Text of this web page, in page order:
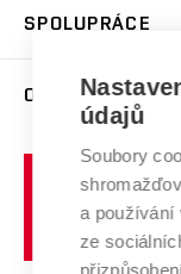
Brno
Celoživotní
E-přihláška
Harmonogram
Závěrečné práce
Doktorské studium
Zpracování
Sociální bezpečí
Studium bez bariér
Podpora podnikání
Mezinárodní
Systém zajišťování
Výzkumné
Transfer znalostí
Open Science
SPOLUPRÁCE
Firemní spolupráce
Zahraniční
Spolupráce se
Služby univerzity
Mezinárodní
O UNIVERZITĚ
Profil univerzity
Udržitelná
Podnikavá
údajů
Soubory
a používání
ze